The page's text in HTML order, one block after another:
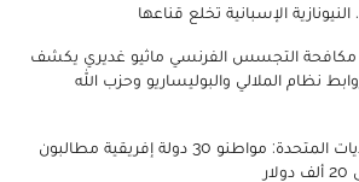
الإسبانية تخلع قناعها
مكافحة التجسس الفرنسي ماثيو غديري يكشف
نظام الملالي والبوليساريو وحزب الله
تأشيرة الدخول للولايات المتحدة: مواطنو 30 دولة إفريقية مطالبون